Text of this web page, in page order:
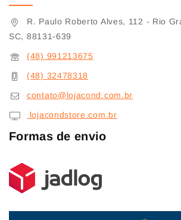
R. Paulo Roberto Alves, 112 - Rio
SC, 88131-639
(48) 991213675
(48) 32478318
contato@lojacond.com.br
lojacondstore.com.br
Formas de envio